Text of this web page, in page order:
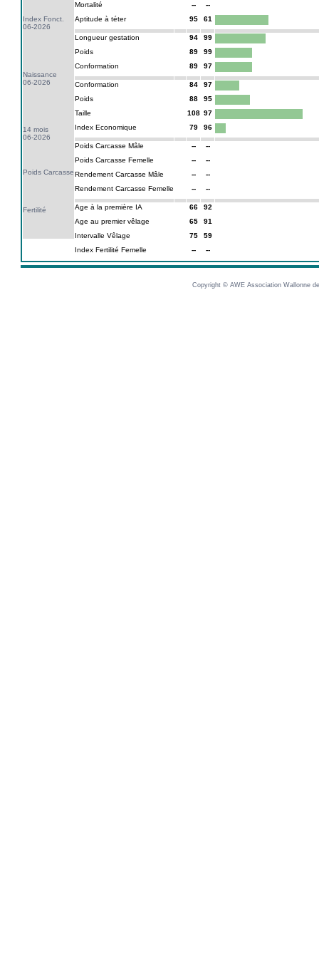
Index Fonct.
06-2026
Naissance
06-2026
14 mois
06-2026
Poids Carcasse
Fertilité
Mortalité
--
--
Aptitude à téter
95 61
Longueur gestation 94
99
Poids
89
99
Conformation
89 97
Conformation 84
97
Poids
88
95
Taille
108 97
Index Economique
79 96
Poids Carcasse Mâle --
--
Poids Carcasse Femelle
--
--
Rendement Carcasse Mâle
--
--
Rendement Carcasse Femelle
-- --
Age à la première IA 66
92
Age au premier vêlage
65
91
Intervalle Vêlage
75
59
Index Fertilité Femelle
-- --
Copyright © AWE Association Wallonne